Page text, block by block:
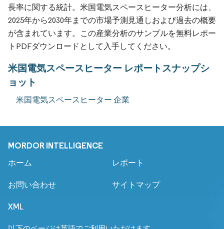
長率に関する統計。米国電気スペースヒーター分析には、
2025年から2030年までの市場予測見通しおよび過去の概要
が含まれています。この産業分析のサンプルを無料レポー
トPDFダウンロードとして入手してください。
米国電気スペースヒーター レポートスナップシ
ョット
米国電気スペースヒーター 企業
MORDOR INTELLIGENCE
ホーム レポート
お問い合わせ サイトマップ
XML